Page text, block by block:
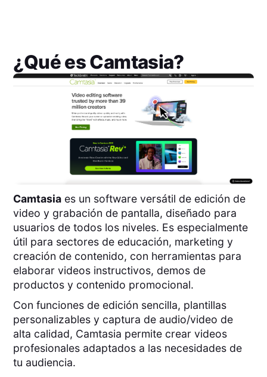
¿Qué esCamtasia?
Camtasia es un software versátil de edición de
video y grabación de pantalla, diseñado para
usuarios de todos los niveles. Es especialmente
útil para sectores de educación, marketing y
creación de contenido, con herramientas para
elaborar videos instructivos, demos de
productos y contenido promocional.
Con funciones de edición sencilla, plantillas
personalizables y captura de audio/video de
alta calidad, Camtasia permite crear videos
profesionales adaptados a las necesidades de
tu audiencia.